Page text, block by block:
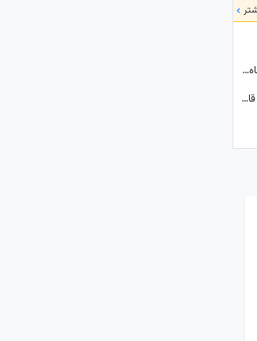
تاریخ ایران؛ کشف عکس جامانده از زیباترین زن حرمسرای ناصرالدین شاه قاجار + عکس
(عکس) تصویری از کارت عروسی قدیمی مربوط به زمان ناصرالدین شاه قاجار / معلوم نیست کارت عروسیه یا متن پاچه خواری شاه و ولیعهد!!!